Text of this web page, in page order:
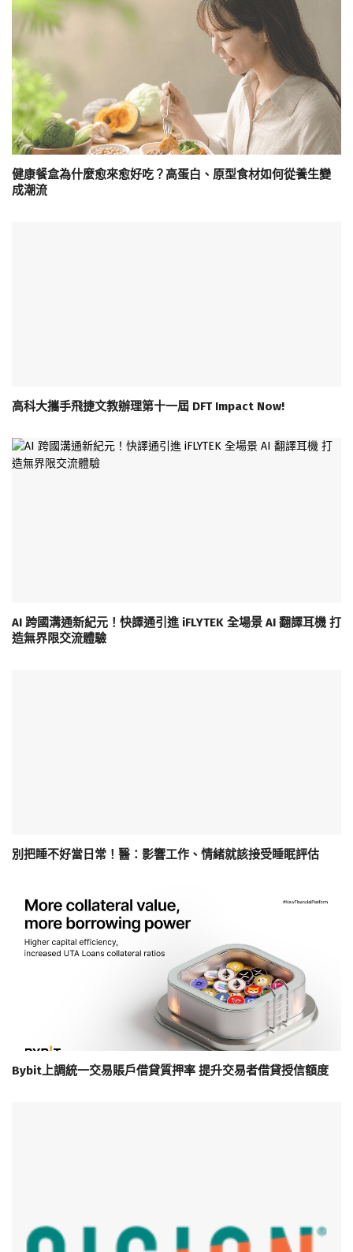
健康餐盒為什麼愈來愈好吃？高蛋白、原型食材如何從養生變
成潮流
高科大攜手飛捷文教辦理第十一屆 DFT Impact Now!
AI 跨國溝通新紀元！快譯通引進 iFLYTEK 全場景 AI 翻譯耳機 打
造無界限交流體驗
別把睡不好當日常！醫：影響工作、情緒就該接受睡眠評估
Bybit上調統一交易賬戶借貸質押率 提升交易者借貸授信額度